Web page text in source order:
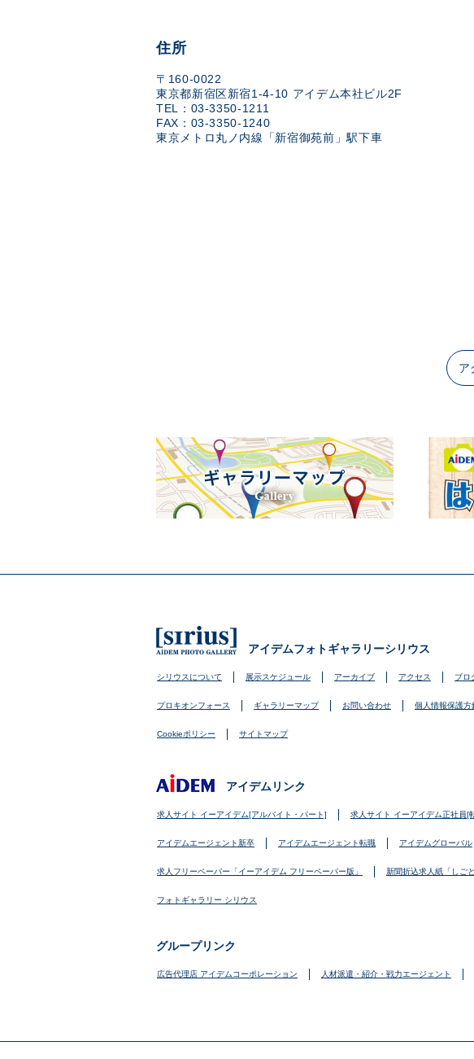
住所
〒160-0022
東京都新宿区新宿1-4-10 アイデム本社ビル2F
TEL：03-3350-1211
FAX：03-3350-1240
東京メトロ丸ノ内線「新宿御苑前」駅下車
ア
アイデムフォトギャラリーシリウス
シリウスについて 展示スケジュール アーカイブ アクセス ブロ
プロキオンフォース ギャラリーマップ お問い合わせ 個人情報保護方
Cookieポリシー サイトマップ
アイデムリンク
求人サイト イーアイデム[アルバイト・パート] 求人サイト イーアイデム正社員[
アイデムエージェント新卒 アイデムエージェント転職 アイデムグローバル
求人フリーペーパー「イーアイデム フリーペーパー版」 新聞折込求人紙「しご
フォトギャラリー シリウス
グループリンク
広告代理店 アイデムコーポレーション 人材派遣・紹介・戦力エージェント